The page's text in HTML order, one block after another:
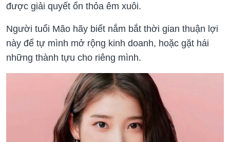
được giải quyết ổn thỏa êm xuôi.
Người tuổi Mão hãy biết nắm bắt thời gian thuận lợi
này để tự mình mở rộng kinh doanh, hoặc gặt hái
những thành tựu cho riêng mình.